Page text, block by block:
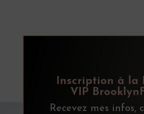
Inscription à la
VIP
Recevez mes infos,